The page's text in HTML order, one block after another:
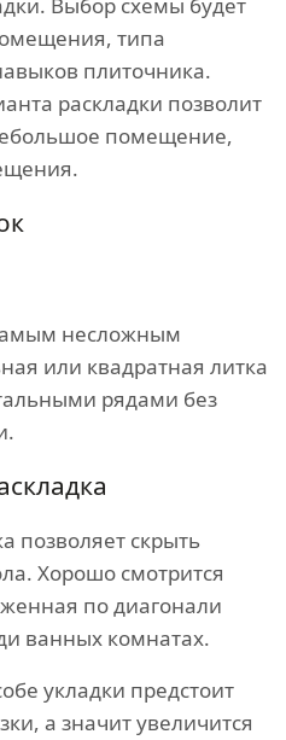
Выбор схемы будет
типа
плиточника.
раскладки позволит
помещение,
несложным
или квадратная литка
рядами без
позволяет скрыть
Хорошо смотрится
по диагонали
ванных комнатах.
укладки предстоит
а значит увеличится